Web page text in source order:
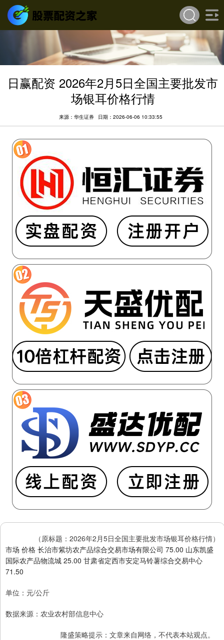
日赢配资 2026年2月5日全国主要批发市
场银耳价格行情
来源：华生证券 日期：2026-06-06 10:33:55
（原标题：2026年2月5日全国主要批发市场银耳价格行情）
市场 价格 长治市紫坊农产品综合交易市场有限公司 75.00 山东凯盛
国际农产品物流城 25.00 甘肃省定西市安定马铃薯综合交易中心
71.50
单位：元/公斤
数据来源：农业农村部信息中心
隆盛策略提示：文章来自网络，不代表本站观点。